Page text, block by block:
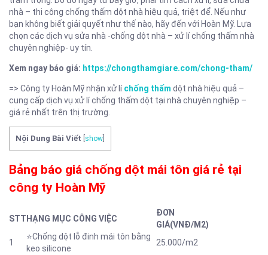
nhà – thi công chống thấm dột nhà hiệu quả, triệt để. Nếu như
bạn không biết giải quyết như thế nào, hãy đến với Hoàn Mỹ. Lựa
chọn các dịch vụ sửa nhà -chống dột nhà – xử lí chống thấm nhà
chuyên nghiệp- uy tín.
Xem ngay báo giá: https://chongthamgiare.com/chong-tham/
=> Công ty Hoàn Mỹ nhận xử líchống thấm dột nhà hiệu quả –
cung cấp dịch vụ xử lí chống thấm dột tại nhà chuyên nghiệp –
giá rẻ nhất trên thị trường.
Nội Dung Bài Viết show
Bảng báo giá chống dột mái tôn giá rẻ tại
công ty Hoàn Mỹ
STT HẠNG MỤC CÔNG VIỆC
ĐƠN
GIÁ(VNĐ/M2)
1
⭐Chống dột lỗ đinh mái tôn bằng
keo silicone
25.000/m2